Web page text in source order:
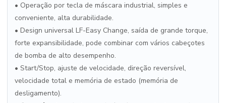
• Operação por tecla de máscara industrial, simples e
conveniente, alta durabilidade.
• Design universal LF-Easy Change, saída de grande torque,
forte expansibilidade, pode combinar com vários cabeçotes
de bomba de alto desempenho.
• Start/Stop, ajuste de velocidade, direção reversível,
velocidade total e memória de estado (memória de
desligamento).